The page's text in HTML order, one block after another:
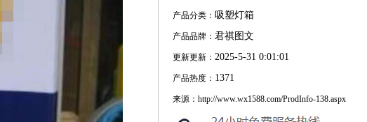
产品分类： 吸塑灯箱
产品品牌： 君祺图文
更新更新： 2025-5-31 0:01:01
产品热度： 1371
来源： http://www.wx1588.com/ProdInfo-138.aspx